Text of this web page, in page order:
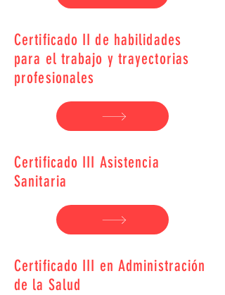
Certificado II de habilidades
para el trabajo y trayectorias
profesionales
Certificado III Asistencia
Sanitaria
Certificado III en Administración
de la Salud